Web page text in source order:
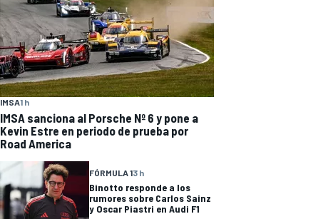
IMSA1 h
IMSA sanciona al Porsche Nº 6 y pone a
Kevin Estre en periodo de prueba por
Road America
FÓRMULA 13 h
Binotto responde a los
rumores sobre Carlos Sainz
y Oscar Piastri en Audi F1